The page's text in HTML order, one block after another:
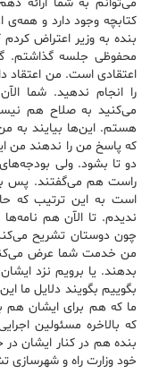
کتابچه وجود دارد و
بنده به وزیر اعتراض کردم
محفوظی جلسه گذاشتم.
اعتقادی است. من اعتقاد
را انجام ندهید. شما
می‌کنید به صلاح هم
هستم. این‌ها بیایند به
که پاسخ من را ندهند من
دو تا بشود. ولی
راست هم می‌گفتند. پس
است به این ترتیب که
ندیدم. تا الآن هم
چون دوستان تشریح
من خدمت شما عرض می‌کنم.
بدهند. یا برویم نزد
ما که هم برای ایشان هم
که بالاخره مسئولین
بنده هم در کنار ایشان
خود وزارت راه و شهرسازی